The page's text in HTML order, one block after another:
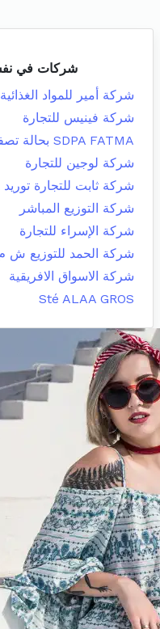
شركات في
شركة أمير للمواد
شركة فينيس للتجارة
SDPA FATMA بحالة تصفية
شركة لوجين للتجارة
شركة ثابت للتجارة توريد
شركة التوزيع المباشر
شركة الإسراء للتجارة
شركة الحمد للتوزيع ش
شركة الاسواق الافريقية
Sté ALAA GROS